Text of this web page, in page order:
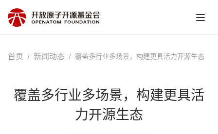
首页 / 新闻动态 / 覆盖多行业多场景，构建更具活力开源生态
覆盖多行业多场景，构建更具活
力开源生态